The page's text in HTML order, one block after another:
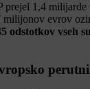
prejel 1,4
milijonov evrov
odstotkov vseh